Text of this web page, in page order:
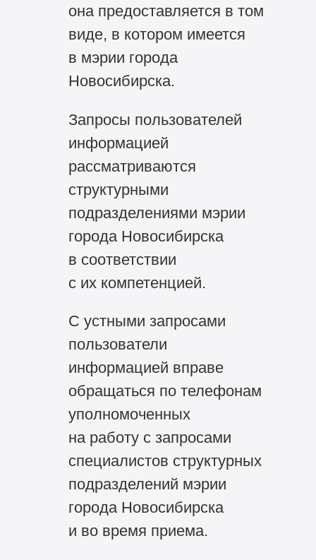
она предоставляется в том
виде, в котором имеется
в мэрии города
Новосибирска.
Запросы пользователей
информацией
рассматриваются
структурными
подразделениями мэрии
города Новосибирска
в соответствии
с их компетенцией.
С устными запросами
пользователи
информацией вправе
обращаться по телефонам
уполномоченных
на работу с запросами
специалистов структурных
подразделений мэрии
города Новосибирска
и во время приема.